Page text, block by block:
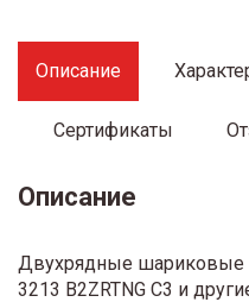
Описание
Сертификаты
Описание
Двухрядные
3213 B2ZRTNG C3 и